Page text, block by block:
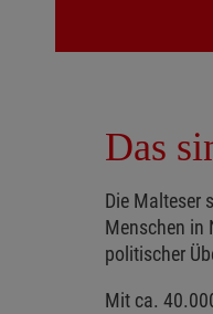
Das
Die Malteser
Menschen in
politischer
Mit ca.